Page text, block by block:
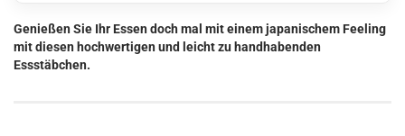
Genießen Sie Ihr Essen doch mal mit einem japanischem Feeling
mit diesen hochwertigen und leicht zu handhabenden
Essstäbchen.